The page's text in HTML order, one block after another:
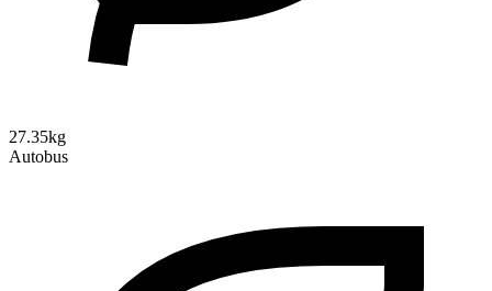
27.35kg
Autobus